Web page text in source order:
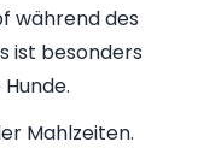
während des
ist besonders
Mahlzeiten.